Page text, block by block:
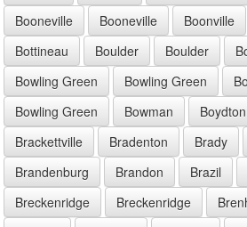
Booneville
Booneville Boonville
Bottineau
Boulder Boulder
Bowling Green
Bowling Green
Bowling Green
Bowman Boydton
Brackettville
Bradenton Brady
Brandenburg
Brandon Brazil
Breckenridge
Breckenridge